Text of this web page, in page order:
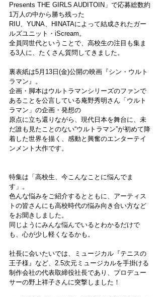
Presents THE GIRLS AUDITOIN」で応募総数約
1万人の中から勝ち残った
RIU、YUNA、HINATAによって結成されたガー
ルズユニット・iScream。
全員同世代ということで、高校生の注目も集ま
る3人に、たくさん質問してきました。
裏表紙は5月13日(金)公開の映画『シン・ウルト
ラマン』。
企画・脚本はウルトラマンシリーズのファンで
あることを公言している庵野秀明さん「ウルト
ラマン」の企画・発想の
原点に立ち還りながら、現代日本を舞台に、未
だ誰も見たことのない“ウルトラマン”が初めて降
着した世界を描く、感動と興奮のエンターテイ
ンメント大作です。
特集は「高校生、今こんなことに悩んでま
す」。
色んな悩みをご紹介するとともに、アーティス
トの皆さんにも高校時代の悩み向き合い方など
をお聞きしました。
同じようにみんな悩んでいるとわかるだけで
も、心が少し軽くなるかも。
社長に会いたいでは、ミュージカル『テニスの
王子様』など、2.5次元ミュージカルを手掛ける
制作会社の代表取締役社長であり、プロデュー
サーの野上祥子さんに突撃しました！